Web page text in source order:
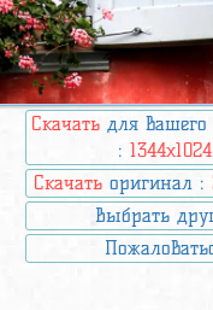
Скачать для
:1344x1024
Скачать оригинал :
Выбрать